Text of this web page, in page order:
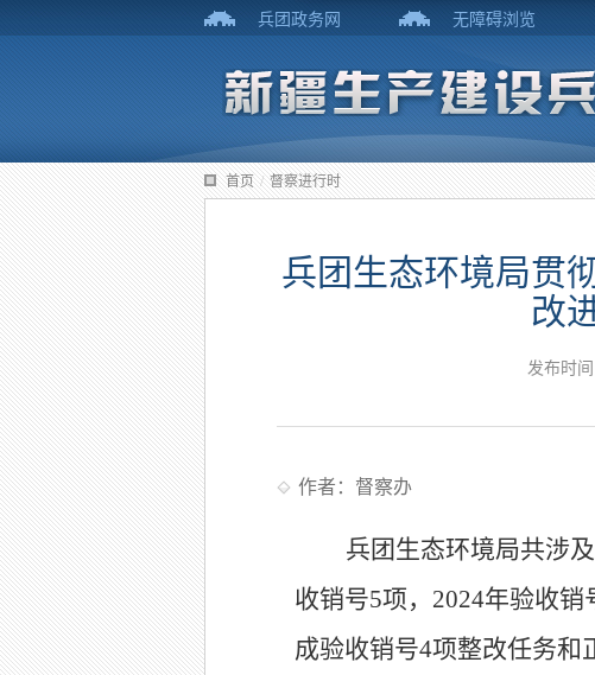
兵团政务网 无障碍浏览
首页 / 督察进行时
兵团生态环境局贯
改
发布时
作者：督察办
兵团生态环境局共涉
收销号5项， 2024年验收销
成验收销号4项整改任务和